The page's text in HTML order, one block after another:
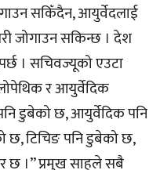
सकिँदैन, आयुर्वेदलाई
जोगाउन सकिन्छ । देश
। सचिवज्यूको एउटा
र आयुर्वेदिक
डुबेको छ, आयुर्वेदिक पनि
छ, टिचिङ पनि डुबेको छ,
छ ।’’ प्रमुख साहले सबै